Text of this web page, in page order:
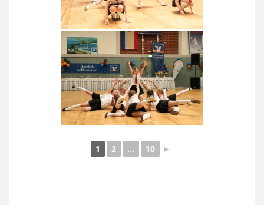
1 2 ... 10 ►